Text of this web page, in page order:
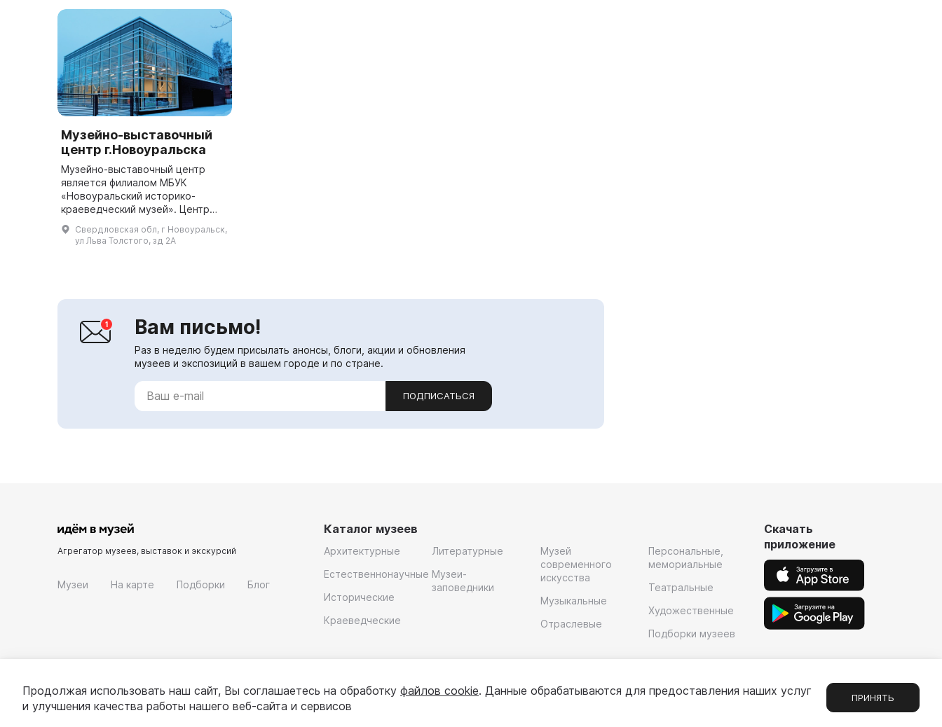
Музейно-выставочный
центр г.Новоуральска
Музейно-выставочный центр
является филиалом МБУК
«Новоуральский историко-
краеведческий музей». Центр
предоставляет комплексные
услуги по подготовке и
обслуживанию форумов,
Свердловская обл, г Новоуральск,
ул Льва Толстого, зд 2А
Вам письмо!
Раз в неделю будем присылать анонсы, блоги, акции и обновления
музеев и экспозиций в вашем городе и по стране.
ПОДПИСАТЬСЯ
Агрегатор музеев, выставок и экскурсий
Музеи На карте Подборки Блог
Каталог музеев
Архитектурные
Естественнонаучные
Исторические
Краеведческие
Литературные
Музеи-
заповедники
Музей
современного
искусства
Музыкальные
Отраслевые
Персональные,
мемориальные
Театральные
Художественные
Подборки музеев
Скачать
приложение
Продолжая использовать наш сайт, Вы соглашаетесь на обработку файлов cookie. Данные обрабатываются для предоставления наших услуг
и улучшения качества работы нашего веб-сайта и сервисов
ПРИНЯТЬ